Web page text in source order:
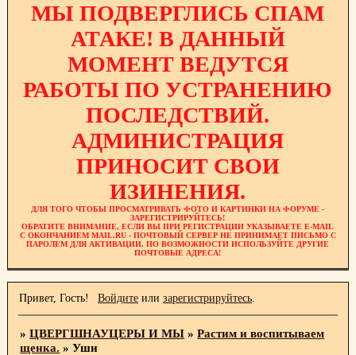
МЫ ПОДВЕРГЛИСЬ СПАМ
АТАКЕ! В ДАННЫЙ
МОМЕНТ ВЕДУТСЯ
РАБОТЫ ПО УСТРАНЕНИЮ
ПОСЛЕДСТВИЙ.
АДМИНИСТРАЦИЯ
ПРИНОСИТ СВОИ
ИЗИНЕНИЯ.
ДЛЯ ТОГО ЧТОБЫ ПРОСМАТРИВАТЬ ФОТО И КАРТИНКИ НА ФОРУМЕ -
ЗАРЕГИСТРИРУЙТЕСЬ!
ОБРАТИТЕ ВНИМАНИЕ, ЕСЛИ ВЫ ПРИ РЕГИСТРАЦИИ УКАЗЫВАЕТЕ E-MAIL
С ОКОНЧАНИЕМ MAIL.RU - ПОЧТОВЫЙ СЕРВЕР НЕ ПРИНИМАЕТ ПИСЬМО С
ПАРОЛЕМ ДЛЯ АКТИВАЦИИ. ПО ВОЗМОЖНОСТИ ИСПОЛЬЗУЙТЕ ДРУГИЕ
ПОЧТОВЫЕ АДРЕСА!
Привет, Гость! Войдитеили зарегистрируйтесь.
»ЦВЕРГШНАУЦЕРЫ И МЫ »Растим и воспитываем
щенка. »Уши